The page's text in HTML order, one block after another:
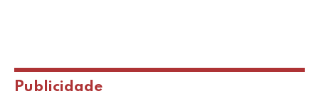
Publicidade